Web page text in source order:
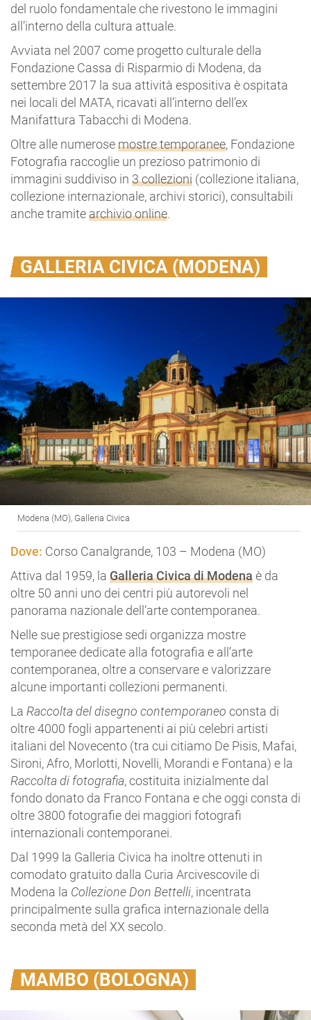
del ruolo fondamentale che rivestono le immagini
all’interno della cultura attuale.
Avviata nel 2007 come progetto culturale della
Fondazione Cassa di Risparmio di Modena, da
settembre 2017 la sua attività espositiva è ospitata
nei locali del MATA, ricavati all’interno dell’ex
Manifattura Tabacchi di Modena.
Oltre alle numerosemostre temporanee, Fondazione
Fotografia raccoglie un prezioso patrimonio di
immagini suddiviso in 3 collezioni (collezione italiana,
collezione internazionale, archivi storici), consultabili
anche tramitearchivio online.
GALLERIA CIVICA (MODENA)
Modena (MO), Galleria Civica
Dove: Corso Canalgrande, 103 – Modena (MO)
Attiva dal 1959, la Galleria Civica di Modenaè da
oltre 50 anni uno dei centri più autorevoli nel
panorama nazionale dell’arte contemporanea.
Nelle sue prestigiose sedi organizza mostre
temporanee dedicate alla fotografia e all’arte
contemporanea, oltre a conservare e valorizzare
alcune importanti collezioni permanenti.
La Raccolta del disegno contemporaneo consta di
oltre 4000 fogli appartenenti ai più celebri artisti
italiani del Novecento (tra cui citiamo De Pisis, Mafai,
Sironi, Afro, Morlotti, Novelli, Morandi e Fontana) e la
Raccolta di fotografia, costituita inizialmente dal
fondo donato da Franco Fontana e che oggi consta di
oltre 3800 fotografie dei maggiori fotografi
internazionali contemporanei.
Dal 1999 la Galleria Civica ha inoltre ottenuti in
comodato gratuito dalla Curia Arcivescovile di
Modena la Collezione Don Bettelli, incentrata
principalmente sulla grafica internazionale della
seconda metà del XX secolo.
MAMBO (BOLOGNA)